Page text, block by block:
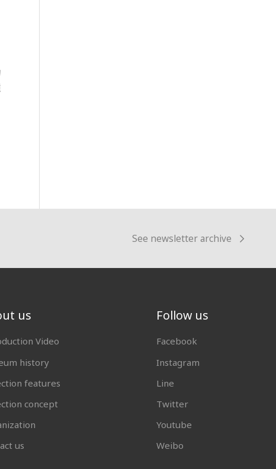
See newsletter archive
us
Video
history
features
concept
us
Follow us
Facebook
Instagram
Line
Twitter
Youtube
Weibo